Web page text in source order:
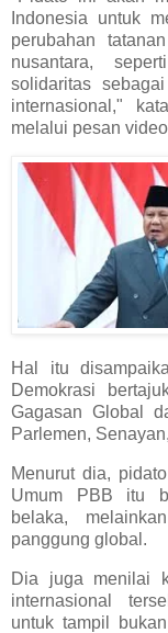
Indonesia untuk
perubahan
nusantara,
solidaritas
internasional,"
melalui pesan
Hal itu
Demokrasi
Gagasan Global
Parlemen,
Menurut dia,
Umum PBB itu
belaka,
panggung global.
Dia juga menilai
internasional
untuk tampil